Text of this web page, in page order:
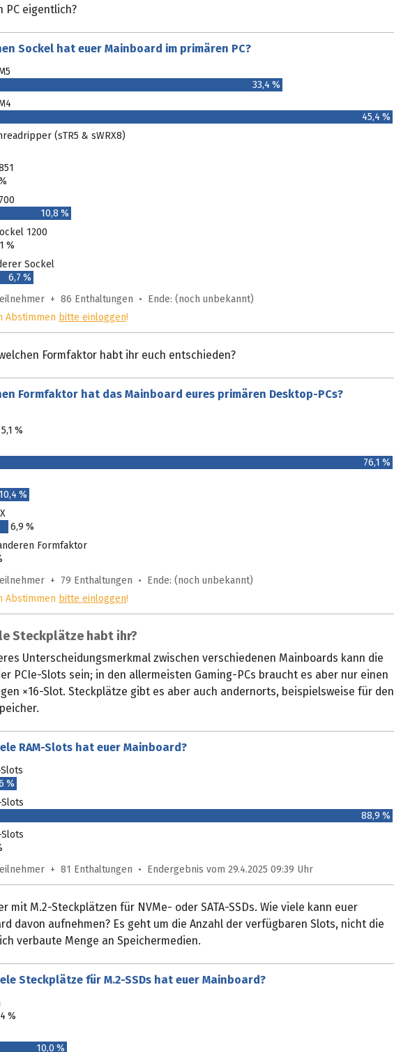
PC eigentlich?
Sockel hat euer Mainboard im primären PC?
33,4 %
45,4 %
(sTR5 & sWRX8)
10,8 %
1200
%
Sockel
6,7 %
+ 86 Enthaltungen • Ende: (noch unbekannt)
Abstimmen bitte einloggen!
Formfaktor habt ihr euch entschieden?
Formfaktor hat das Mainboard eures primären Desktop-PCs?
5,1 %
76,1 %
10,4 %
6,9 %
Formfaktor
+ 79 Enthaltungen • Ende: (noch unbekannt)
Abstimmen bitte einloggen!
Steckplätze habt ihr?
Unterscheidungsmerkmal zwischen verschiedenen Mainboards kann die
PCIe-Slots sein; in den allermeisten Gaming-PCs braucht es aber nur einen
×16-Slot. Steckplätze gibt es aber auch andernorts, beispielsweise für den
RAM-Slots hat euer Mainboard?
%
88,9 %
+ 81 Enthaltungen • Endergebnis vom 29.4.2025 09:39 Uhr
mit M.2-Steckplätzen für NVMe- oder SATA-SSDs. Wie viele kann euer
davon aufnehmen? Es geht um die Anzahl der verfügbaren Slots, nicht die
verbaute Menge an Speichermedien.
Steckplätze für M.2-SSDs hat euer Mainboard?
%
10,0 %